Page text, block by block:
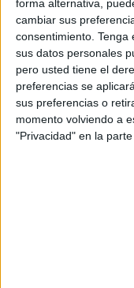
forma alternativa,
cambiar sus
consentimiento. Tenga
sus datos personales
pero usted tiene el
preferencias se
sus preferencias o
momento volviendo a
"Privacidad" en la
habilidades son
SEGUIR LEYENDO